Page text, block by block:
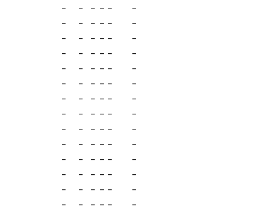
-
- - - -
-
-
- - - -
-
-
- - - -
-
-
- - - -
-
-
- - - -
-
-
- - - -
-
-
- - - -
-
-
- - - -
-
-
- - - -
-
-
- - - -
-
-
- - - -
-
-
- - - -
-
-
- - - -
-
-
- - - - -